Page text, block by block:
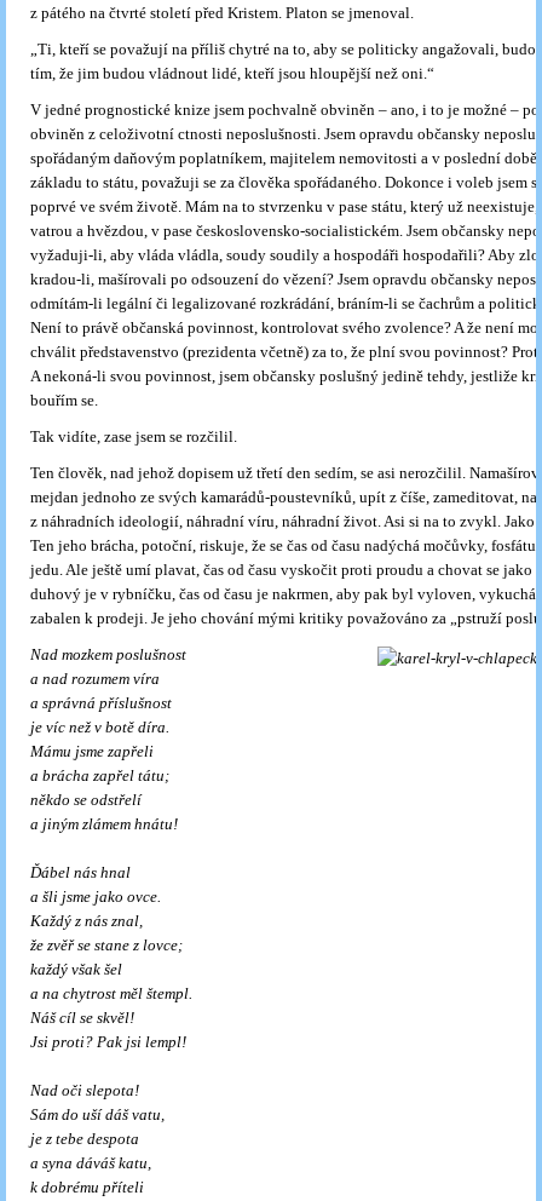
z pátého na čtvrté století před Kristem. Platon se jmenoval.
„Ti, kteří se považují na příliš chytré na to, aby se politicky angažovali,
tím, že jim budou vládnout lidé, kteří jsou hloupější než oni.“
V jedné prognostické knize jsem pochvalně obviněn – ano, i to je možné –
obviněn z celoživotní ctnosti neposlušnosti. Jsem opravdu občansky
spořádaným daňovým poplatníkem, majitelem nemovitosti a v poslední
základu to státu, považuji se za člověka spořádaného. Dokonce i voleb jsem
poprvé ve svém životě. Mám na to stvrzenku v pase státu, který už neexistuje,
vatrou a hvězdou, v pase československo-socialistickém. Jsem občansky
vyžaduji-li, aby vláda vládla, soudy soudily a hospodáři hospodařili? Aby
kradou-li, mašírovali po odsouzení do vězení? Jsem opravdu občansky
odmítám-li legální či legalizované rozkrádání, bráním-li se čachrům a
Není to právě občanská povinnost, kontrolovat svého zvolence? A že není
chválit představenstvo (prezidenta včetně) za to, že plní svou povinnost?
A nekoná-li svou povinnost, jsem občansky poslušný jedině tehdy, jestliže
bouřím se.
Tak vidíte, zase jsem se rozčilil.
Ten člověk, nad jehož dopisem už třetí den sedím, se asi nerozčilil.
mejdan jednoho ze svých kamarádů-poustevníků, upít z číše, zameditovat,
z náhradních ideologií, náhradní víru, náhradní život. Asi si na to zvykl. Jako
Ten jeho brácha, potoční, riskuje, že se čas od času nadýchá močůvky,
jedu. Ale ještě umí plavat, čas od času vyskočit proti proudu a chovat se jako
duhový je v rybníčku, čas od času je nakrmen, aby pak byl vyloven,
zabalen k prodeji. Je jeho chování mými kritiky považováno za „pstruží
Nad mozkem poslušnost
a nad rozumem víra
a správná příslušnost
je víc než v botě díra.
Mámu jsme zapřeli
a brácha zapřel tátu;
někdo se odstřelí
a jiným zlámem hnátu!
Ďábel nás hnal
a šli jsme jako ovce.
Každý z nás znal,
že zvěř se stane z lovce;
každý však šel
a na chytrost měl štempl.
Náš cíl se skvěl!
Jsi proti? Pak jsi lempl!
Nad oči slepota!
Sám do uší dáš vatu,
je z tebe despota
a syna dáváš katu,
k dobrému příteli